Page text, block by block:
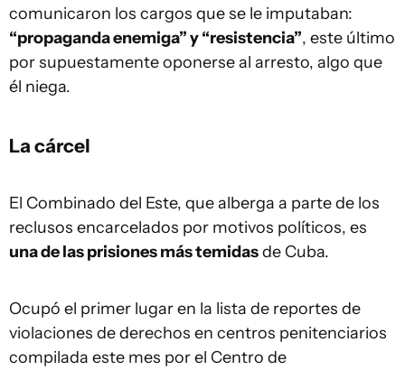
comunicaron los cargos que se le imputaban:
“propaganda enemiga” y “resistencia”, este último
por supuestamente oponerse al arresto, algo que
él niega.
La cárcel
El Combinado del Este, que alberga a parte de los
reclusos encarcelados por motivos políticos, es
una de las prisiones más temidasde Cuba.
Ocupó el primer lugar en la lista de reportes de
violaciones de derechos en centros penitenciarios
compilada este mes por el Centro de